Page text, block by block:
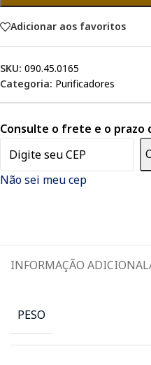
Adicionar aos favoritos
SKU: 090.45.0165
Categoria: Purificadores
Consulte o frete e o prazo
Não sei meu cep
INFORMAÇÃO ADICIONAL
PESO